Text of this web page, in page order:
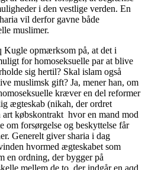
i den vestlige verden. En
vil derfor gavne både
muslimer.
Kugle opmærksom på, at det i
for homoseksuelle par at blive
sig hertil? Skal islam også
muslimsk gift? Ja, mener han, om
kræver en del reformer
ægteskab (nikah, der ordret
købskontrakt hvor en mand mod
om forsørgelse og beskyttelse får
Generelt giver sharia i dag
hvormed ægteskabet som
en ordning, der bygger på
mellem de to, der indgår en aqd